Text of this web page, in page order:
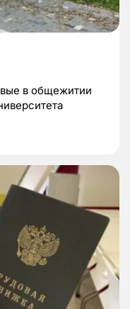
в общежитии